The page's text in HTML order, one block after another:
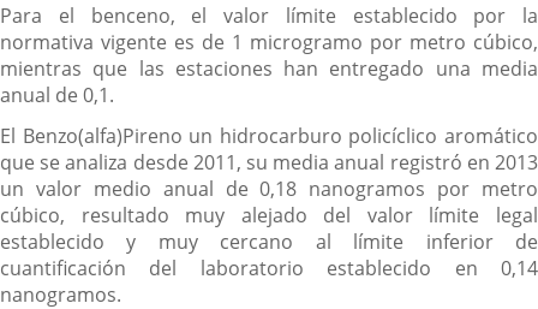
Para el benceno, el valor límite establecido por la
normativa vigente es de 1 microgramo por metro cúbico,
mientras que las estaciones han entregado una media
anual de 0,1.
El Benzo(alfa)Pireno un hidrocarburo policíclico aromático
que se analiza desde 2011, su media anual registró en 2013
un valor medio anual de 0,18 nanogramos por metro
cúbico, resultado muy alejado del valor límite legal
establecido y muy cercano al límite inferior de
cuantificación del laboratorio establecido en 0,14
nanogramos.